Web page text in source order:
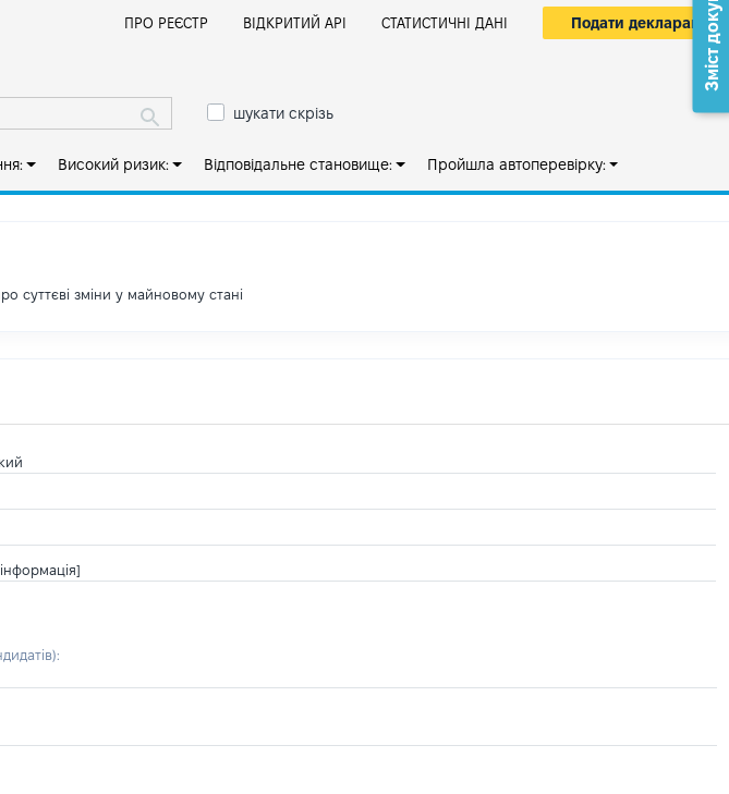
ПРО РЕЄСТР ВІДКРИТИЙ АРІ СТАТИСТИЧНІ ДАНІ Подати декларацію
шукати скрізь
Високий ризик: Відповідальне становище: Пройшла автоперевірку:
суттєві зміни y майновому стані
: